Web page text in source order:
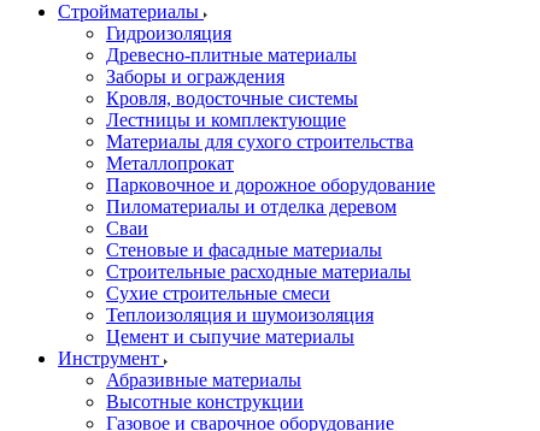
Стройматериалы
Гидроизоляция
Древесно-плитные материалы
Заборы и ограждения
Кровля, водосточные системы
Лестницы и комплектующие
Материалы для сухого строительства
Металлопрокат
Парковочное и дорожное оборудование
Пиломатериалы и отделка деревом
Сваи
Стеновые и фасадные материалы
Строительные расходные материалы
Сухие строительные смеси
Теплоизоляция и шумоизоляция
Цемент и сыпучие материалы
Инструмент
Абразивные материалы
Высотные конструкции
Газовое и сварочное оборудование